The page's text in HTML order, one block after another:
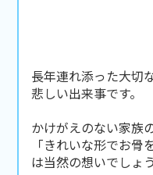
長年連れ添った大切
悲しい出来事です。
かけがえのない家族
「きれいな形でお
は当然の想いでしょう